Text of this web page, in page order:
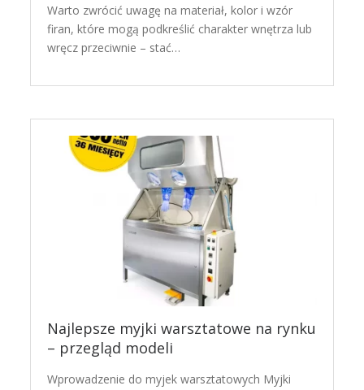
Warto zwrócić uwagę na materiał, kolor i wzór
firan, które mogą podkreślić charakter wnętrza lub
wręcz przeciwnie – stać…
Najlepsze myjki warsztatowe na rynku
– przegląd modeli
Wprowadzenie do myjek warsztatowych Myjki